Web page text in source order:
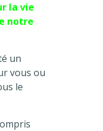
la vie
notre
un
vous ou
le